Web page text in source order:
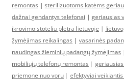
remontas | sterilizuotoms katėms
dažnai gendantys telefonai | geriausias
ikrovimo stoteliu pletra lietuvoje |
žymėjimas reikalingas | vasarinės
naudingas žieminių padangų žymėjimas
mobiliųjų telefonų remontas |
priemone nuo voru | efektyviai